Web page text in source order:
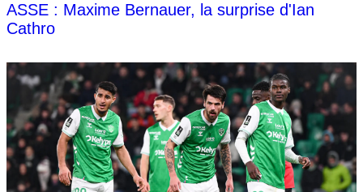
ASSE : Maxime Bernauer, la surprise d'Ian
Cathro